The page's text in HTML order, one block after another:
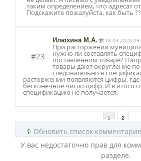
таким определением, что адресат
Подскажите пожалуйста, как быть
#23
Илюхина М.А. 18.03.2020
При расторжении
нужно ли составлять
поставленном товаре?
товары дают округление
следовательно в
расторжении появляются цифры, где
бесконечное число цифр. И в итого
спецификацию не получается.
1 2
Обновить список
У вас недостаточно прав для
разделе.